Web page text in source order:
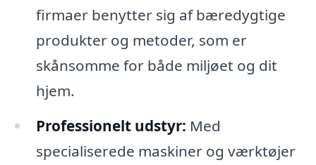
firmaer benytter sig af bæredygtige
produkter og metoder, som er
skånsomme for både miljøet og dit
hjem.
Professionelt udstyr: Med
specialiserede maskiner og værktøjer